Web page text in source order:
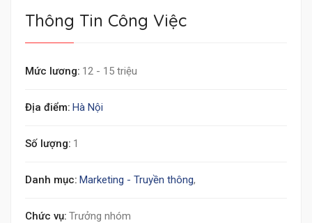
Thông Tin Công Việc
Mức lương: 12 - 15 triệu
Địa điểm: Hà Nội
Số lượng: 1
Danh mục: Marketing - Truyền thông,
Chức vụ: Trưởng nhóm